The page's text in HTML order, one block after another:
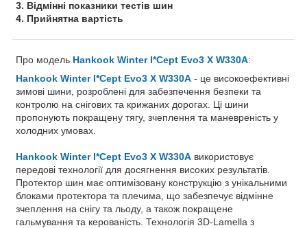
3. Відмінні показники тестів шин
4. Прийнятна вартість
Про модель Hankook Winter I*Cept Evo3 X W330A:
Hankook Winter I*Cept Evo3 X W330A - це високоефективні
зимові шини, розроблені для забезпечення безпеки та
контролю на снігових та крижаних дорогах. Ці шини
пропонують покращену тягу, зчеплення та маневреність у
холодних умовах.
Hankook Winter I*Cept Evo3 X W330A використовує
передові технології для досягнення високих результатів.
Протектор шин має оптимізовану конструкцію з унікальними
блоками протектора та плечима, що забезпечує відмінне
зчеплення на снігу та льоду, а також покращене
гальмування та керованість. Технологія 3D-Lamella з